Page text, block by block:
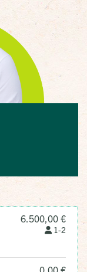
6.500,00 €
1-2
0,00 €